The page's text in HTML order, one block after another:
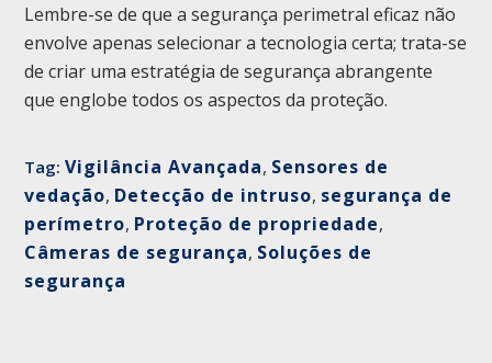
Lembre-se de que a segurança perimetral eficaz não
envolve apenas selecionar a tecnologia certa; trata-se
de criar uma estratégia de segurança abrangente
que englobe todos os aspectos da proteção.
Tag: Vigilância Avançada, Sensores de
vedação, Detecção de intruso, segurança de
perímetro, Proteção de propriedade,
Câmeras de segurança, Soluções de
segurança